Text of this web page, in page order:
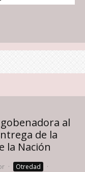
al
de la
la Nación
· Otredad
·